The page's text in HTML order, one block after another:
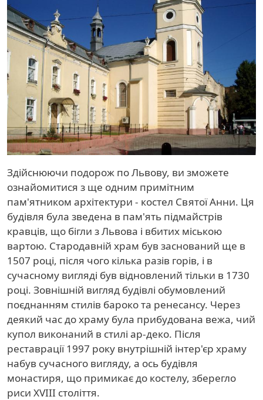
Здійснюючи подорож по Львову, ви зможете
ознайомитися з ще одним примітним
пам'ятником архітектури - костел Святої Анни. Ця
будівля була зведена в пам'ять підмайстрів
кравців, що бігли з Львова і вбитих міською
вартою. Стародавній храм був заснований ще в
1507 році, після чого кілька разів горів, і в
сучасному вигляді був відновлений тільки в 1730
році. Зовнішній вигляд будівлі обумовлений
поєднанням стилів бароко та ренесансу. Через
деякий час до храму була прибудована вежа, чий
купол виконаний в стилі ар-деко. Після
реставрації 1997 року внутрішній інтер'єр храму
набув сучасного вигляду, а ось будівля
монастиря, що примикає до костелу, зберегло
риси XVIII століття.